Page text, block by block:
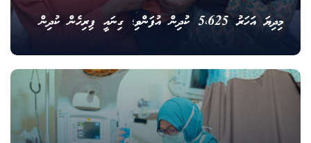
މިދިޔަ އަހަރު 5،625 ކުދިން އުފަންވި؛ ގިނައީ ފިރިހެން ކުދިން